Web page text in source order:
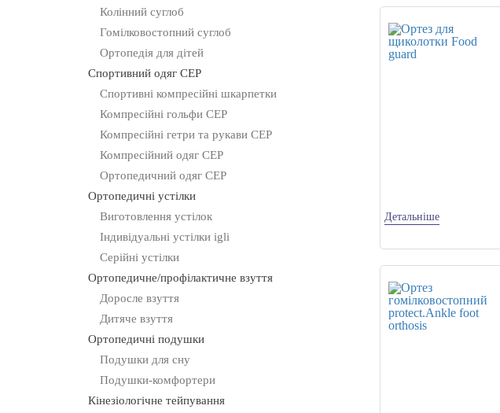
Колінний суглоб
Гомілковостопний суглоб
Ортопедія для дітей
Спортивний одяг CEP
Спортивні компресійні шкарпетки
Компресійні гольфи CEP
Компресійні гетри та рукави CEP
Компресійний одяг СЕР
Ортопедичний одяг CEP
Ортопедичні устілки
Виготовлення устілок
Індивідуальні устілки igli
Серійні устілки
Ортопедичне/профілактичне взуття
Доросле взуття
Дитяче взуття
Ортопедичні подушки
Подушки для сну
Подушки-комфортери
Кінезіологічне тейпування
Детальніше